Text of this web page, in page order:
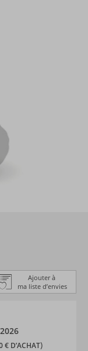
Ajouter à
ma liste d’envies
€ D’ACHAT)